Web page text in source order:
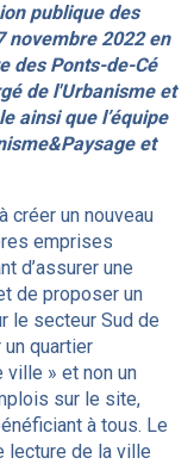
publique des
novembre 2022 en
des Ponts-de-Cé
de l'Urbanisme et
ainsi que l’équipe
et
créer un nouveau
emprises
d’assurer une
de proposer un
le secteur Sud de
quartier
ville » et non un
sur le site,
à tous. Le
lecture de la ville